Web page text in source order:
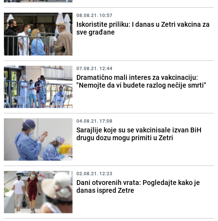
08.08.21. 10:57
Iskoristite priliku: I danas u Zetri vakcina za
sve građane
07.08.21. 12:44
Dramatično mali interes za vakcinaciju:
"Nemojte da vi budete razlog nečije smrti"
04.08.21. 17:08
Sarajlije koje su se vakcinisale izvan BiH
drugu dozu mogu primiti u Zetri
02.08.21. 12:23
Dani otvorenih vrata: Pogledajte kako je
danas ispred Zetre